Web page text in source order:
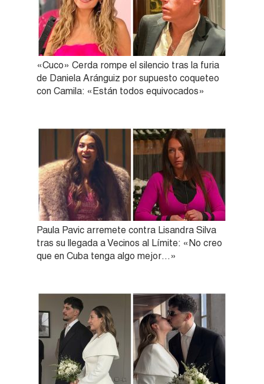
«Cuco» Cerda rompe el silencio tras la furia
de Daniela Aránguiz por supuesto coqueteo
con Camila: «Están todos equivocados»
Paula Pavic arremete contra Lisandra Silva
tras su llegada a Vecinos al Límite: «No creo
que en Cuba tenga algo mejor…»